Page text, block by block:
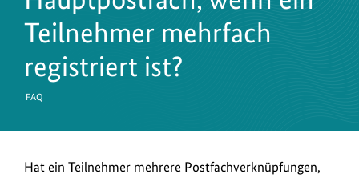
und
nukleare
Sicherheit
Teilnehmer mehrfach
registriert ist?
FAQ
Hat ein Teilnehmer mehrere Postfachverknüpfungen,